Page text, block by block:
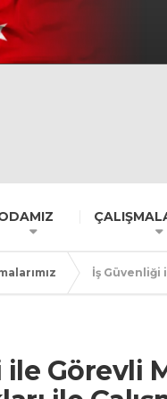
İş Güvenliği
Görevli